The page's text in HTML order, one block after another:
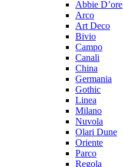
Abbie D’ore
Arco
Art Deco
Bivio
Campo
Canali
China
Germania
Gothic
Linea
Milano
Nuvola
Olari Dune
Oriente
Parco
Regola